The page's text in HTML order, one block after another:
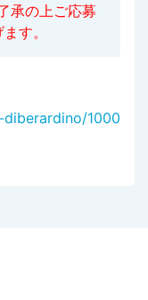
承の上ご応募
す。
1000